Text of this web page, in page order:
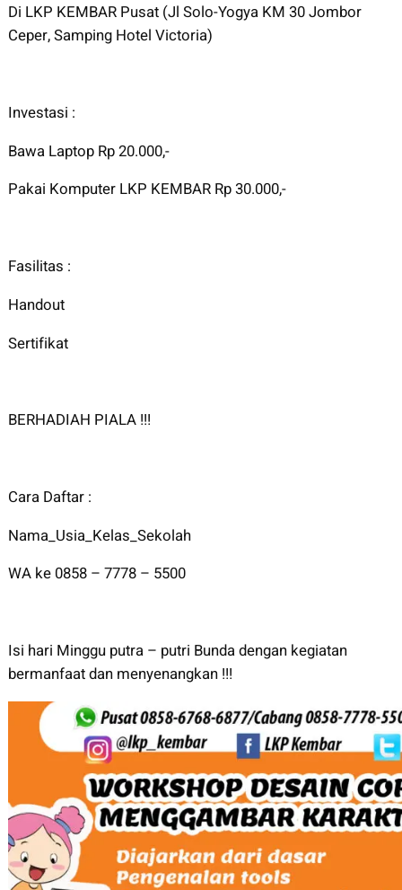
Di LKP KEMBAR Pusat (Jl Solo-Yogya KM 30 Jombor
Ceper, Samping Hotel Victoria)
Investasi :
Bawa Laptop Rp 20.000,-
Pakai Komputer LKP KEMBAR Rp 30.000,-
Fasilitas :
Handout
Sertifikat
BERHADIAH PIALA !!!
Cara Daftar :
Nama_Usia_Kelas_Sekolah
WA ke 0858 – 7778 – 5500
Isi hari Minggu putra – putri Bunda dengan kegiatan
bermanfaat dan menyenangkan !!!